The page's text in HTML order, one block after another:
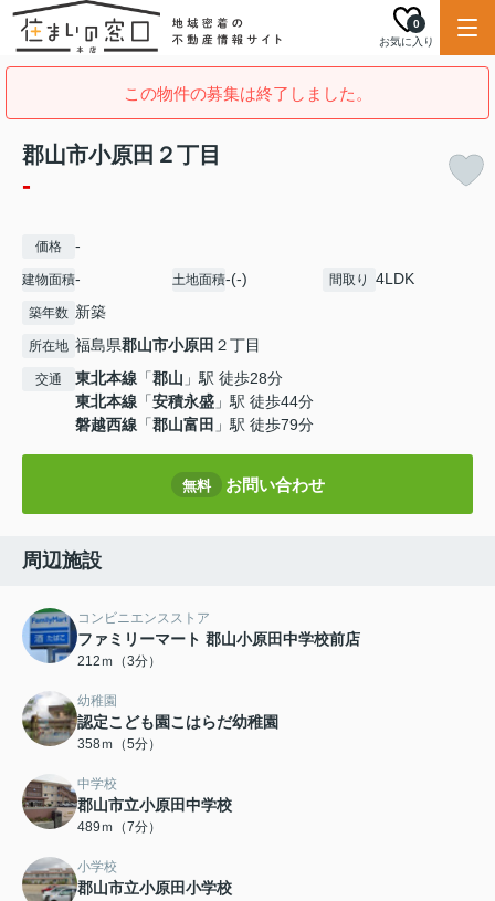
お気に入り
0
この物件の募集は終了しました。
郡山市小原田２丁目
-
価格 -
建物面積- 土地面積-(-) 間取り 4LDK
築年数 新築
所在地 福島県郡山市小原田 ２丁目
交通 東北本線 「郡山 」駅 徒歩28分
東北本線 「安積永盛 」駅 徒歩44分
磐越西線 「郡山富田 」駅 徒歩79分
無料 お問い合わせ
周辺施設
コンビニエンスストア
ファミリーマート 郡山小原田中学校前店
212ｍ（3分）
幼稚園
認定こども園こはらだ幼稚園
358ｍ（5分）
中学校
郡山市立小原田中学校
489ｍ（7分）
小学校
郡山市立小原田小学校